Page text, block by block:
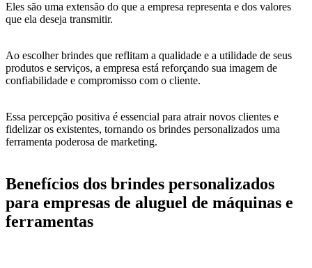
Eles são uma extensão do que a empresa representa e dos valores
que ela deseja transmitir.
Ao escolher brindes que reflitam a qualidade e a utilidade de seus
produtos e serviços, a empresa está reforçando sua imagem de
confiabilidade e compromisso com o cliente.
Essa percepção positiva é essencial para atrair novos clientes e
fidelizar os existentes, tornando os brindes personalizados uma
ferramenta poderosa de marketing.
Benefícios dos brindes personalizados
para empresas de aluguel de máquinas e
ferramentas